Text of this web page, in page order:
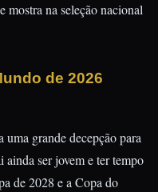
mostra na seleção nacional
de 2026
grande decepção para
ser jovem e ter tempo
de 2028 e a Copa do